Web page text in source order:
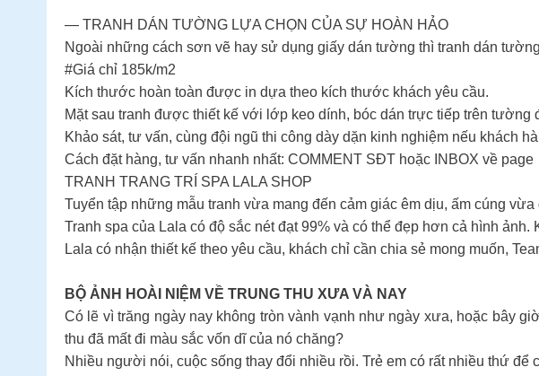
— TRANH DÁN TƯỜNG LỰA CHỌN CỦA SỰ HOÀN HẢO
Ngoài những cách sơn vẽ hay sử dụng giấy dán tường thì tranh dán
#Giá chỉ 185k/m2
Kích thước hoàn toàn được in dựa theo kích thước khách yêu cầu.
Mặt sau tranh được thiết kế với lớp keo dính, bóc dán trực tiếp trên
Khảo sát, tư vấn, cùng đội ngũ thi công dày dặn kinh nghiệm nếu khách
Cách đặt hàng, tư vấn nhanh nhất: COMMENT SĐT hoặc INBOX về page
TRANH TRANG TRÍ SPA LALA SHOP
Tuyển tập những mẫu tranh vừa mang đến cảm giác êm dịu, ấm cúng
Tranh spa của Lala có độ sắc nét đạt 99% và có thể đẹp hơn cả hình
Lala có nhận thiết kế theo yêu cầu, khách chỉ cần chia sẻ mong muốn,
BỘ ẢNH HOÀI NIỆM VỀ TRUNG THU XƯA VÀ NAY
Có lẽ vì trăng ngày nay không tròn vành vạnh như ngày xưa, hoặc bây
thu đã mất đi màu sắc vốn dĩ của nó chăng?
Nhiều người nói, cuộc sống thay đổi nhiều rồi. Trẻ em có rất nhiều thứ